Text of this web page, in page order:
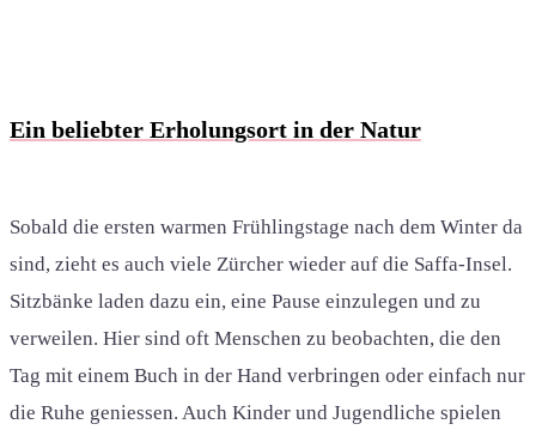
Ein beliebter Erholungsort in der Natur
Sobald die ersten warmen Frühlingstage nach dem Winter da
sind, zieht es auch viele Zürcher wieder auf die Saffa-Insel.
Sitzbänke laden dazu ein, eine Pause einzulegen und zu
verweilen. Hier sind oft Menschen zu beobachten, die den
Tag mit einem Buch in der Hand verbringen oder einfach nur
die Ruhe geniessen. Auch Kinder und Jugendliche spielen